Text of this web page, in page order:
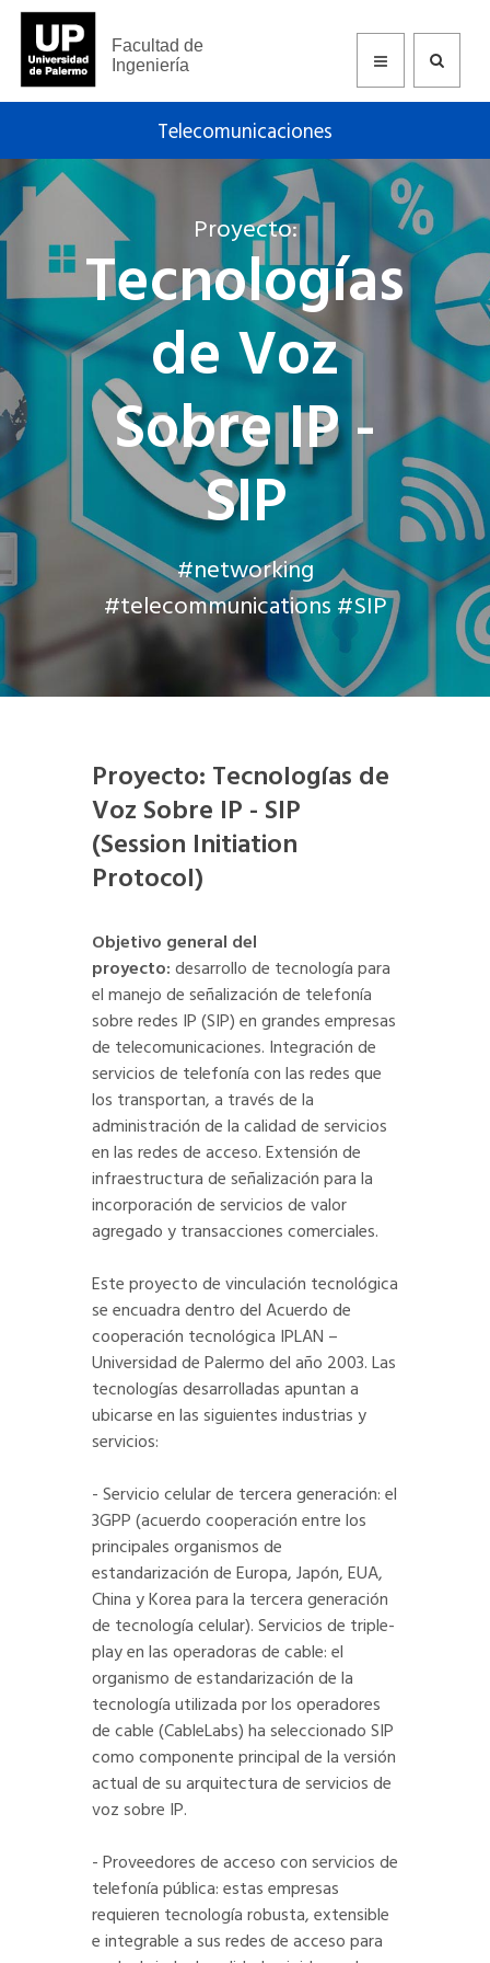
Facultad de
Ingeniería
Telecomunicaciones
Proyecto:
Tecnologías
de Voz
Sobre IP -
SIP
#networking
#telecommunications #SIP
Proyecto: Tecnologías de
Voz Sobre IP - SIP
(Session Initiation
Protocol)
Objetivo general del
proyecto:desarrollo de tecnología para
el manejo de señalización de telefonía
sobre redes IP (SIP) en grandes empresas
de telecomunicaciones. Integración de
servicios de telefonía con las redes que
los transportan, a través de la
administración de la calidad de servicios
en las redes de acceso. Extensión de
infraestructura de señalización para la
incorporación de servicios de valor
agregado y transacciones comerciales.
Este proyecto de vinculación tecnológica
se encuadra dentro del Acuerdo de
cooperación tecnológica IPLAN –
Universidad de Palermo del año 2003. Las
tecnologías desarrolladas apuntan a
ubicarse en las siguientes industrias y
servicios:
- Servicio celular de tercera generación: el
3GPP (acuerdo cooperación entre los
principales organismos de
estandarización de Europa, Japón, EUA,
China y Korea para la tercera generación
de tecnología celular). Servicios de triple-
play en las operadoras de cable: el
organismo de estandarización de la
tecnología utilizada por los operadores
de cable (CableLabs) ha seleccionado SIP
como componente principal de la versión
actual de su arquitectura de servicios de
voz sobre IP.
- Proveedores de acceso con servicios de
telefonía pública: estas empresas
requieren tecnología robusta, extensible
e integrable a sus redes de acceso para